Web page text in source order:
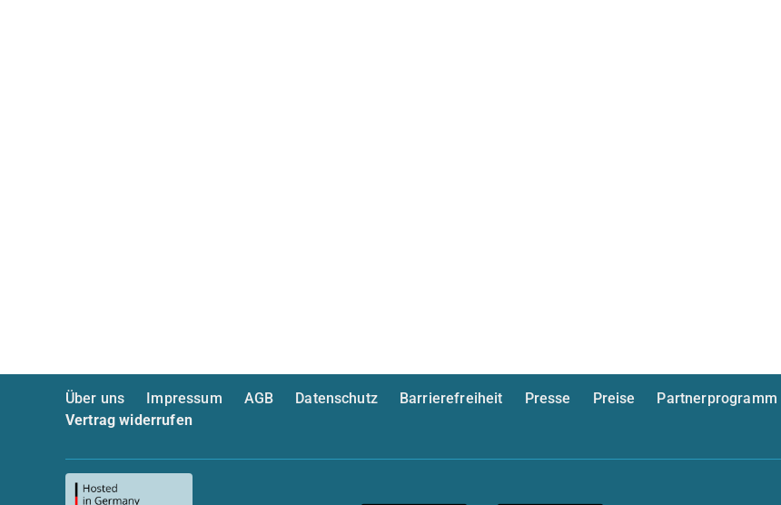
Über uns Impressum AGB Datenschutz Barrierefreiheit Presse Preise
Partnerprogramm
Vertrag widerrufen